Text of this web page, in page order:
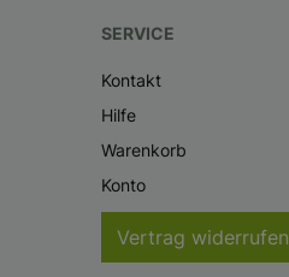
SERVICE
Kontakt
Hilfe
Warenkorb
Konto
Vertrag widerrufen